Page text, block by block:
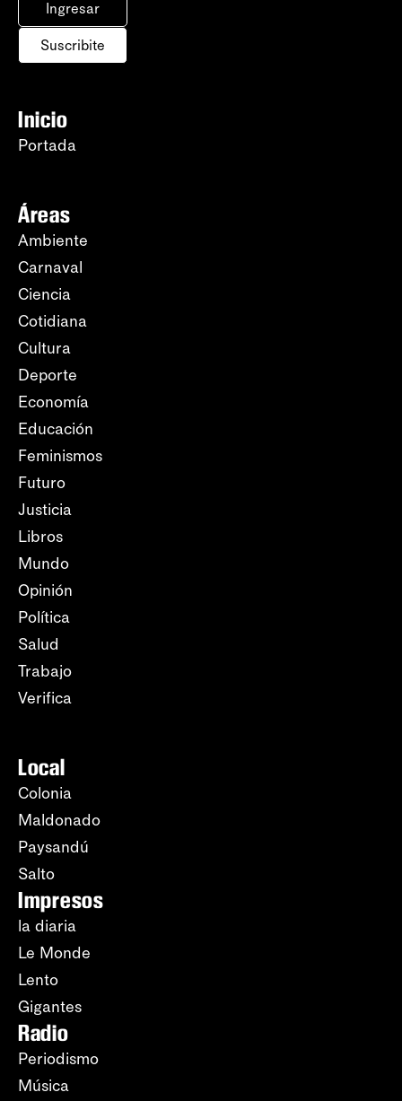
Ingresar
Suscribite
Inicio
Portada
Áreas
Ambiente
Carnaval
Ciencia
Cotidiana
Cultura
Deporte
Economía
Educación
Feminismos
Futuro
Justicia
Libros
Mundo
Opinión
Política
Salud
Trabajo
Verifica
Local
Colonia
Maldonado
Paysandú
Salto
Impresos
la diaria
Le Monde
Lento
Gigantes
Radio
Periodismo
Música